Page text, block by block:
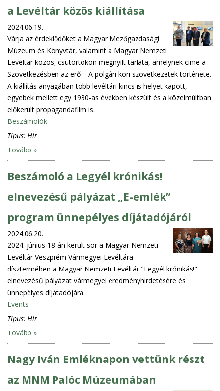
a Levéltár közös kiállítása
2024.06.19.
Várja az érdeklődőket a Magyar Mezőgazdasági
Múzeum és Könyvtár, valamint a Magyar Nemzeti
Levéltár közös, csütörtökön megnyílt tárlata, amelynek címe a
Szövetkezésben az erő – A polgári kori szövetkezetek története.
A kiállítás anyagában több levéltári kincs is helyet kapott,
egyebek mellett egy 1930-as években készült és a közelmúltban
előkerült propagandafilm is.
Beszámolók
Típus: Hír
Tovább »
Beszámoló a Legyél krónikás!
elnevezésű pályázat „E-emlék”
program ünnepélyes díjátadójáról
2024.06.20.
2024. június 18-án került sor a Magyar Nemzeti
Levéltár Veszprém Vármegyei Levéltára
dísztermében a Magyar Nemzeti Levéltár "Legyél krónikás!"
elnevezésű pályázat vármegyei eredményhirdetésére és
ünnepélyes díjátadójára.
Events
Típus: Hír
Tovább »
Nagy Iván Emléknapon vettünk részt
az MNM Palóc Múzeumában